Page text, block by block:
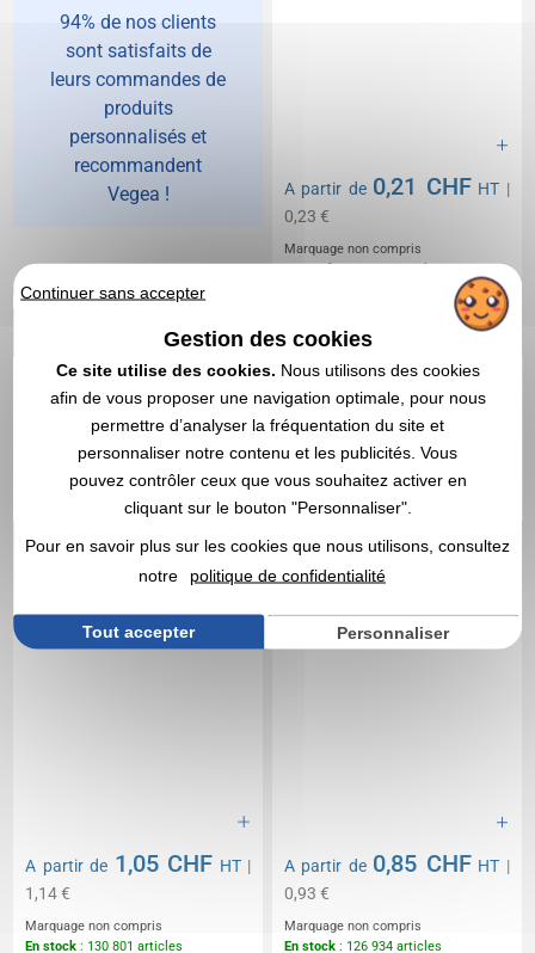
94% de nos clients
sont satisfaits de
leurs commandes de
produits
personnalisés et
recommandent
Vegea !
A partir de 0,21 CHF HT |
0,23 €
Marquage non compris
En stock: 133 162 articles
DEVIS EXPRESS
Réf. 01449V0146688
Stylo-bille personnalisé
avec pointe en métal
A partir de 1,05 CHF HT|
1,14 €
Marquage non compris
En stock : 130 801 articles
Réf. 01449V0119297
Stylo personnalisable
Apollo Hardcolour
A partir de 0,85 CHF HT |
0,93 €
Marquage non compris
En stock : 126 934 articles
Continuer sans accepter
Gestion des cookies
Ce site utilise des cookies. Nous utilisons des cookies
afin de vous proposer une navigation optimale, pour nous
permettre d’analyser la fréquentation du site et
personnaliser notre contenu et les publicités. Vous
pouvez contrôler ceux que vous souhaitez activer en
cliquant sur le bouton "Personnaliser".
Pour en savoir plus sur les cookies que nous utilisons, consultez
notre
politique de confidentialité
Tout accepter Personnaliser